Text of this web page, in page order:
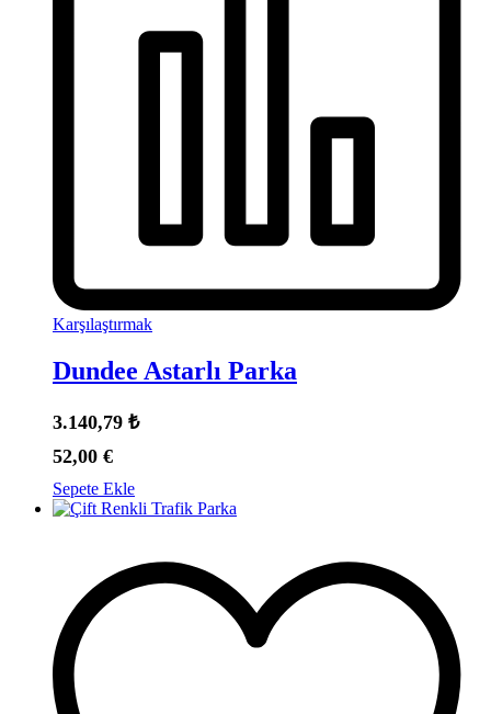
Karşılaştırmak
Dundee Astarlı Parka
3.140,79 ₺
52,00 €
Sepete Ekle